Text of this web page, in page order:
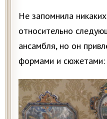
Не запомнила
относительно
ансамбля, но он
формами и сюжетами: